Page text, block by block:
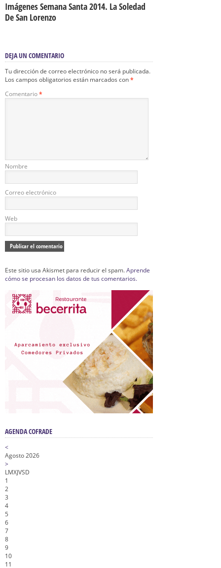
Imágenes Semana Santa 2014. La Soledad
De San Lorenzo
DEJA UN COMENTARIO
Tu dirección de correo electrónico no será publicada.
Los campos obligatorios están marcados con*
Comentario*
Nombre
Correo electrónico
Web
Este sitio usa Akismet para reducir el spam.Aprende
cómo se procesan los datos de tus comentarios.
AGENDA COFRADE
<
Agosto 2026
>
LMXJVSD
1
2
3
4
5
6
7
8
9
10
11